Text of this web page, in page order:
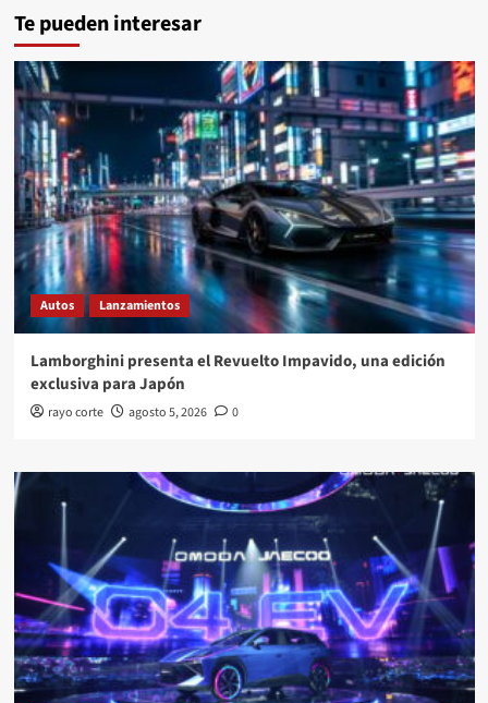
Te pueden interesar
Autos Lanzamientos
Lamborghini presenta el Revuelto Impavido, una edición
exclusiva para Japón
rayo corte agosto 5, 2026 0